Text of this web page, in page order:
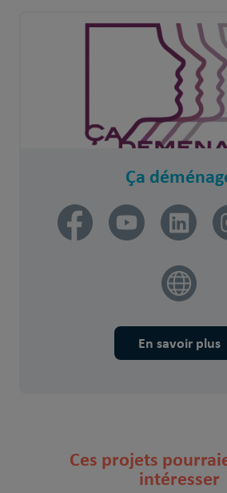
Ça
En savoir plus
Ces projets
intéresser